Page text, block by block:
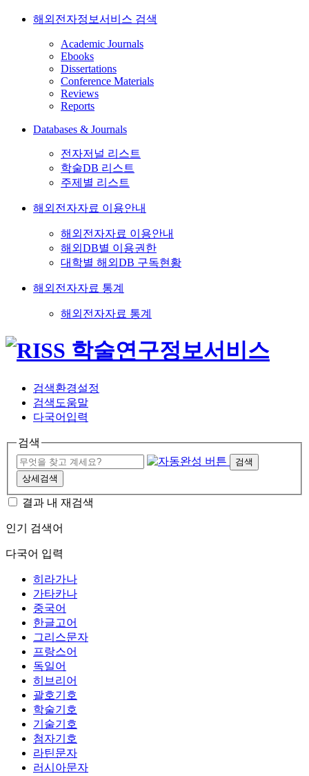
해외전자정보서비스 검색
Academic Journals
Ebooks
Dissertations
Conference Materials
Reviews
Reports
Databases & Journals
전자저널 리스트
학술DB 리스트
주제별 리스트
해외전자자료 이용안내
해외전자자료 이용안내
해외DB별 이용권한
대학별 해외DB 구독현황
해외전자자료 통계
해외전자자료 통계
검색환경설정
검색도움말
다국어입력
검색
검색
상세검색
결과 내 재검색
인기 검색어
다국어 입력
히라가나
가타카나
중국어
한글고어
그리스문자
프랑스어
독일어
히브리어
괄호기호
학술기호
기술기호
첨자기호
라틴문자
러시아문자